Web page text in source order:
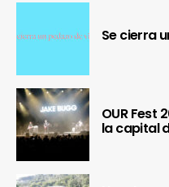
Se cierra
OUR Fest
la capital